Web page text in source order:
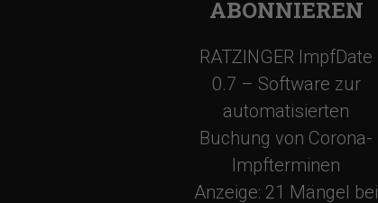
ABONNIEREN
RATZINGER ImpfDate
0.7 – Software zur
automatisierten
Buchung von Corona-
Impfterminen
Anzeige: 21 Mängel bei